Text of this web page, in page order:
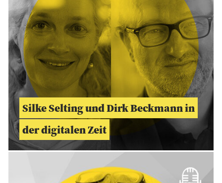
Silke Selting und Dirk Beckmann in
der digitalen Zeit